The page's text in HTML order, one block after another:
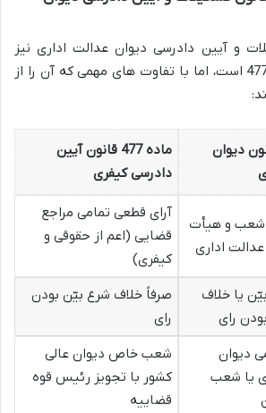
تشکیلات و آیین دادرسی دیوان عدالت اداری نیز
راهکاری مشابه ماده 477 است، اما با تفاوت های مهمی که آن را از
79 قانون دیوان
ماده 477 قانون آیین
دادرسی کیفری
شعب و هیأت
اداری
آرای قطعی تمامی مراجع
قضایی (اعم از حقوقی و
کیفری)
یا خلاف
رای
صرفاً خلاف شرع بیّن بودن
رای
دیوان
یا شعب
شعب خاص دیوان عالی
کشور با تجویز رئیس قوه
قضاییه